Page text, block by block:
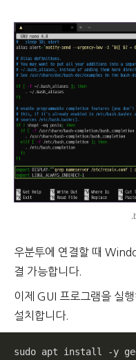
우분투에 연결할 때
결 가능합니다.
이제 GUI 프로그램을 실
설치합니다.
sudo apt install -y